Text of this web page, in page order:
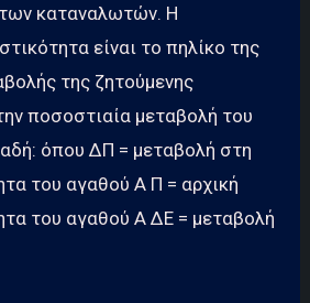
καταναλωτών. Η
είναι το πηλίκο της
της ζητούμενης
ποσοστιαία μεταβολή του
όπου ΔΠ = μεταβολή στη
του αγαθού Α Π = αρχική
του αγαθού Α ΔΕ = μεταβολή